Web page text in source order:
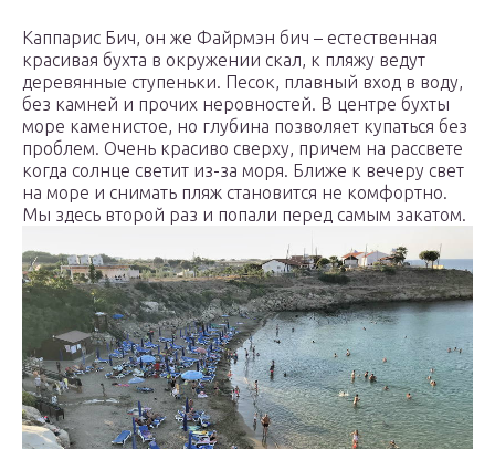
Каппарис Бич, он же Файрмэн бич – естественная
красивая бухта в окружении скал, к пляжу ведут
деревянные ступеньки. Песок, плавный вход в воду,
без камней и прочих неровностей. В центре бухты
море каменистое, но глубина позволяет купаться без
проблем. Очень красиво сверху, причем на рассвете
когда солнце светит из-за моря. Ближе к вечеру свет
на море и снимать пляж становится не комфортно.
Мы здесь второй раз и попали перед самым закатом.